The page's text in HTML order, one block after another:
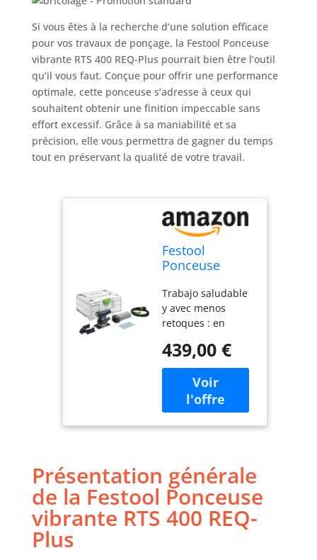
Si vous êtes à la recherche d’une solution efficace
pour vos travaux de ponçage, la Festool Ponceuse
vibrante RTS 400 REQ-Plus pourrait bien être l’outil
qu’il vous faut. Conçue pour offrir une performance
optimale, cette ponceuse s’adresse à ceux qui
souhaitent obtenir une finition impeccable sans
effort excessif. Grâce à sa maniabilité et sa
précision, elle vous permettra de gagner du temps
tout en préservant la qualité de votre travail.
Festool
Ponceuse
400 REQ-Plus
Trabajo saludable
y avec menos
retoques : en
el aspirador móvil
o avec la bolsa
colectora Longlife y
el Protector
desmontable, que
permite lijar avec
ventanas, marcos y
entrepaños Pour
une utilisation
durable : sac de
collection Longlife
439,00 €
Présentation générale
de la Festool Ponceuse
vibrante RTS 400 REQ-
Plus